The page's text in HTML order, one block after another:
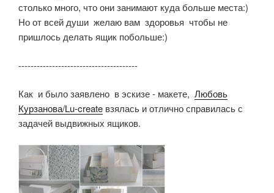
столько много, что они занимают куда больше места:)
Но от всей души желаю вам здоровья чтобы не
пришлось делать ящик побольше:)
---------------------------------------
Как и было заявлено в эскизе - макете, Любовь
Курзанова/Lu-create взялась и отлично справилась с
задачей выдвижных ящиков.